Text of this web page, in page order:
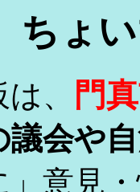
ちょ
、
門
議会や
」意見